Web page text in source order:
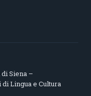
Siena –
Lingua e Cultura